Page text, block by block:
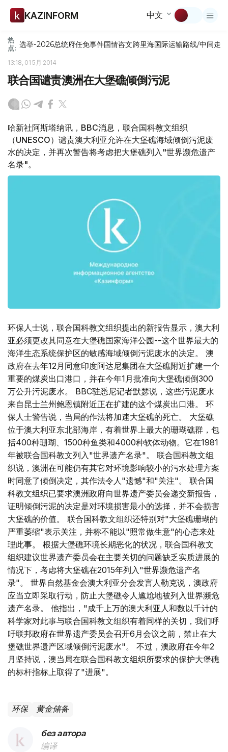
KAZINFORM 中文
热
点: 选举-2026总统府任免事件国情咨文跨里海国际运输路线/中间走廊
13:18, 01 5月 2014
联合国谴责澳洲在大堡礁倾倒污泥
哈新社阿斯塔纳讯，BBC消息，联合国科教文组织
（UNESCO）谴责澳大利亚允许在大堡礁海域倾倒污泥废
水的决定，并再次警告将考虑把大堡礁列入"世界濒危遗产
名录"。
环保人士说，联合国科教文组织提出的新报告显示，澳大利
亚必须更改其同意在大堡礁国家海洋公园--这个世界最大的
海洋生态系统保护区的敏感海域倾倒污泥废水的决定。 澳
政府在去年12月同意印度阿达尼集团在大堡礁附近扩建一个
重要的煤炭出口港口，并在今年1月批准向大堡礁倾倒300
万公升污泥废水。 BBC驻悉尼记者默瑟说，这些污泥废水
来自昆士兰州鲍恩镇附近正在扩建的这个煤炭出口港。 环
保人士警告说，当局的作法将加速大堡礁的死亡。 大堡礁
位于澳大利亚东北部海岸，有着世界上最大的珊瑚礁群，包
括400种珊瑚、1500种鱼类和4000种软体动物。它在1981
年被联合国科教文列入"世界遗产名录"。 联合国科教文组
织说，澳洲在可能仍有其它对环境影响较小的污水处理方案
时同意了倾倒决定，其作法令人"遗憾"和"关注"。 联合国
科教文组织已要求澳洲政府向世界遗产委员会递交新报告，
证明倾倒污泥的决定是对环境损害最小的选择，并不会损害
大堡礁的价值。 联合国科教文组织还特别对"大堡礁珊瑚的
严重萎缩"表示关注，并称不能以"照常做生意"的心态来处
理此事。 根据大堡礁环境长期恶化的状况，联合国科教文
组织建议世界遗产委员会在主要关切的问题缺乏实质进展的
情况下，考虑将大堡礁在2015年列入"世界濒危遗产名
录"。 世界自然基金会澳大利亚分会发言人勒克说，澳政府
应当立即采取行动，防止大堡礁令人尴尬地被列入世界濒危
遗产名录。 他指出，"成千上万的澳大利亚人和数以千计的
科学家对此事与联合国科教文组织有着同样的关切，我们呼
吁联邦政府在世界遗产委员会召开6月会议之前，禁止在大
堡礁世界遗产区域倾倒污泥废水"。 不过，澳政府在今年2
月坚持说，澳当局在联合国科教文组织所要求的保护大堡礁
的标杆指标上取得了"进展"。
环保 黄金储备
без автора
编译